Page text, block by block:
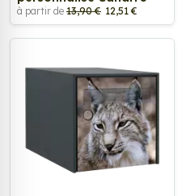
à partir de 13,90 € 12,51 €